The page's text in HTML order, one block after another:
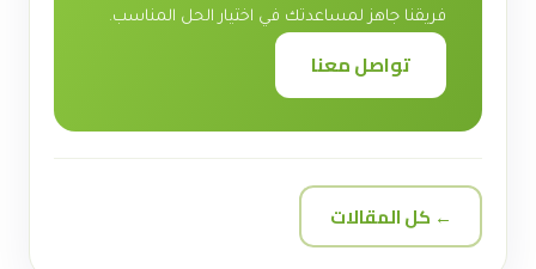
فريقنا جاهز لمساعدتك في اختيار الحل المناسب.
تواصل معنا
← كل المقالات